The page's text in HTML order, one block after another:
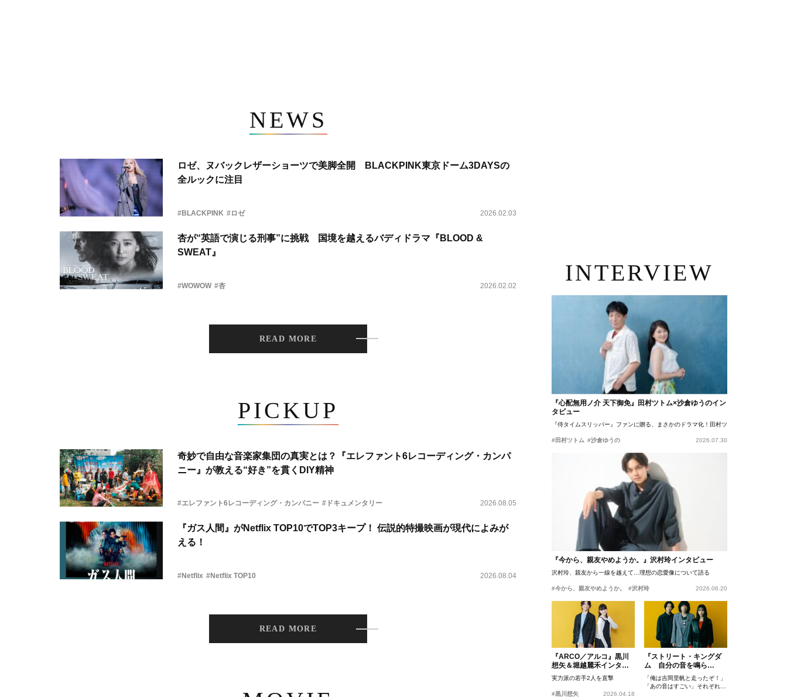
NEWS
ロゼ、ヌバックレザーショーツで美脚全開 BLACKPINK東京ドーム3DAYSの
全ルックに注目
#BLACKPINK #ロゼ 2026.02.03
杏が“英語で演じる刑事”に挑戦 国境を越えるバディドラマ『BLOOD &
SWEAT』
#WOWOW #杏 2026.02.02
READ MORE
PICKUP
奇妙で自由な音楽家集団の真実とは？『エレファント6レコーディング・カンパ
ニー』が教える“好き”を貫くDIY精神
#エレファント6レコーディング・カンパニー #ドキュメンタリー 2026.08.05
『ガス人間』がNetflix TOP10でTOP3キープ！ 伝説的特撮映画が現代によみが
える！
#Netflix #Netflix TOP10 2026.08.04
READ MORE
INTERVIEW
『心配無用ノ介 天下御免』田村ツトム×沙倉ゆうのイン
タビュー
『侍タイムスリッパー』ファンに贈る、まさかのドラマ化！田村ツトム×沙倉ゆうのが語
#田村ツトム #沙倉ゆうの 2026.07.30
『今から、親友やめようか。』沢村玲インタビュー
沢村玲、親友から一線を越えて…理想の恋愛像について語る
#今から、親友やめようか。 #沢村玲 2026.06.20
『ARCO／アルコ』黒川
想矢＆堀越麗禾インタビ
ュー
実力派の若手2人を直撃
#黒川想矢 2026.04.18
『ストリート・キングダ
ム 自分の音を鳴ら
せ。』峯田和伸、若葉竜
也、吉岡里帆インタビュ
ー
「俺は吉岡里帆と走ったぞ！」
「あの音はすごい」それぞれの